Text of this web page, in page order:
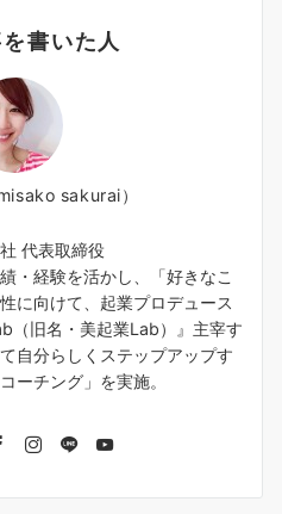
書いた人
sakurai）
代表取締役
・経験を活かし、「好きなこ
に向けて、起業プロデュース
（旧名・美起業Lab）』主宰す
自分らしくステップアップす
ーチング」を実施。